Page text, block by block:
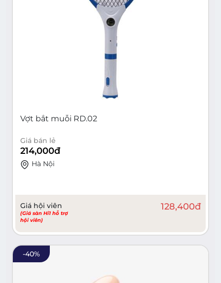
Vợt bắt muỗi RD.02
Giá bán lẻ
214,000đ
Hà Nội
Giá hội viên
(Giá sàn Hi1 hỗ trợ
hội viên)
128,400đ
-40%